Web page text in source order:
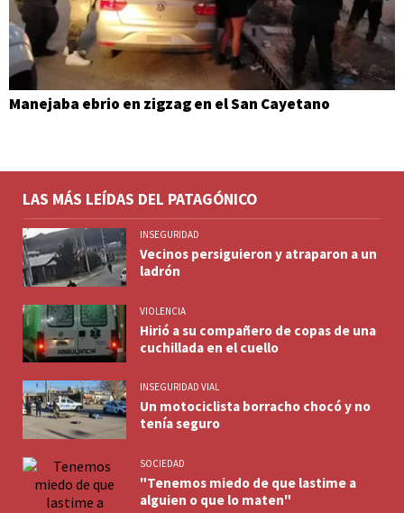
Manejaba ebrio en zigzag en el San Cayetano
LAS MÁS LEÍDAS DEL PATAGÓNICO
INSEGURIDAD
Vecinos persiguieron y atraparon a un
ladrón
VIOLENCIA
Hirió a su compañero de copas de una
cuchillada en el cuello
INSEGURIDAD VIAL
Un motociclista borracho chocó y no
tenía seguro
SOCIEDAD
"Tenemos miedo de que lastime a
alguien o que lo maten"